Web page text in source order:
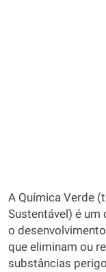
A Química Verde
Sustentável) é
o
que eliminam ou
substâncias